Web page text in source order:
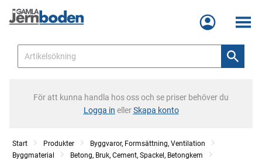
Meny
För att kunna handla hos oss och se priser behöver du
Logga in ellerSkapa konto
Start Produkter
Byggvaror, Formsättning, Ventilation
Byggmaterial
Betong, Bruk, Cement, Spackel, Betongkem